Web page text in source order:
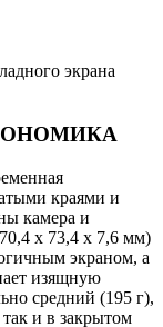
экрана
краями и
камера и
x 73,4 x 7,6 мм)
экраном, а
изящную
средний (195 г),
и в закрытом